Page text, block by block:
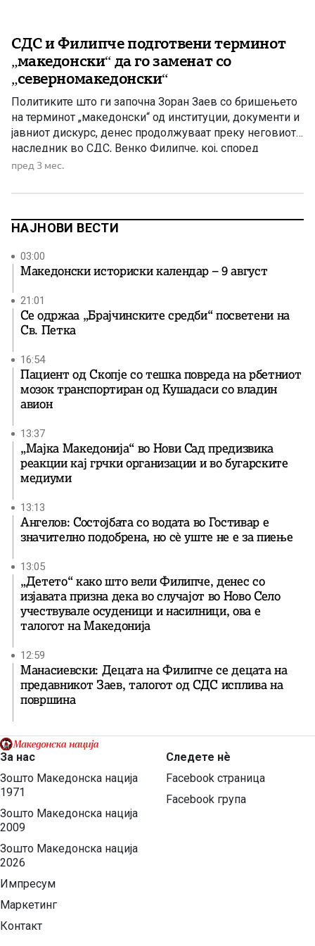
СДС и Филипче подготвени терминот
„македонски“ да го заменат со
„северномакедонски“
Политиките што ги започна Зоран Заев со бришењето
на терминот „македонски“ од институции, документи и
јавниот дискурс, денес продолжуваат преку неговиот
наследник во СДС, Венко Филипче, кој, според
критиките од јавноста, е подготвен целосно да го
„северномакедонски“. Во изминатите години, јавноста
организации и […]
пред 3 мес.
НАЈНОВИ ВЕСТИ
03:00
Македонски историски календар – 9 август
21:01
Се одржаа „Брајчинските средби“ посветени на
Св. Петка
16:54
Пациент од Скопје со тешка повреда на рбетниот
мозок транспортиран од Кушадаси со владин
авион
13:37
„Мајка Македонија“ во Нови Сад предизвика
реакции кај грчки организации и во бугарските
медиуми
13:13
Ангелов: Состојбата со водата во Гостивар е
значително подобрена, но сè уште не е за пиење
13:05
„Детето“ како што вели Филипче, денес со
изјавата призна дека во случајот во Ново Село
учествувале осуденици и насилници, ова е
талогот на Македонија
12:59
Манасиевски: Децата на Филипче се децата на
предавникот Заев, талогот од СДС исплива на
површина
За нас
Зошто Македонска нација
1971
Зошто Македонска нација
2009
Зошто Македонска нација
2026
Импресум
Маркетинг
Контакт
Следете нѐ
Facebook страница
Facebook група